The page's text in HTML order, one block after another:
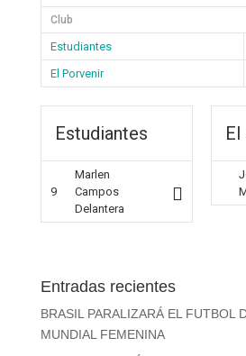
Club
Estudiantes
El Porvenir
Estudiantes
9
Marlen
Campos
Delantera
Entradas recientes
BRASIL PARALIZARÁ EL FUTBOL
MUNDIAL FEMENINA